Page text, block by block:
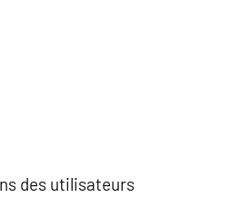
des utilisateurs